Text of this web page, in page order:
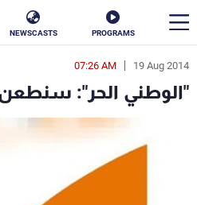
PROGRAMS
NEWSCASTS
19 Aug 2014
07:26 AM
"الوطني الحر": سنطعن
en
الأخبار
سياسة